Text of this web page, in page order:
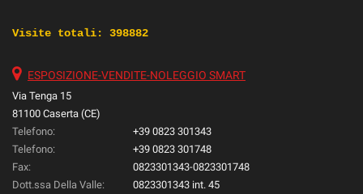
Visite totali: 398882
ESPOSIZIONE-VENDITE-NOLEGGIO SMART
Via Tenga 15
81100 Caserta (CE)
Telefono:
+39 0823 301343
Telefono:
+39 0823 301748
Fax:
0823301343-0823301748
Dott.ssa Della Valle:
0823301343 int. 45